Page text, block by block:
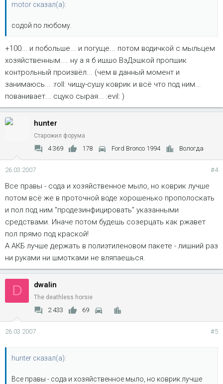
motor сказал(а):
содой по любому.
+100... и побольше... и погуще... потом водичкой с мыльцем
хозяйственным.... ну а я б ишшо ВэДэшкой пропшик
контрольный произвёл... (чем в данный момент и
занимаюсь... :roll: чищу-сушу коврик и всё что под ним...
пованивает... сцуко сырая... :evil: )
hunter
Старожил форума
4 369 178 Ford Bronco 1994 Вологда
26.03.2007 #4
Все правы - сода и хозяйственное мыло, но коврик лучше
потом всё же в проточной воде хорошенько прополоскать
и пол под ним "продезинфицировать" указанными
средствами. Иначе потом будешь созерцать как ржавет
пол прямо под краской!
А АКБ лучше держать в полиэтиленовом пакете - лишний раз
ни руками ни шмотками не вляпаешься.
D dwalin
The deathless horsie
2 433 69
26.03.2007 #5
hunter сказал(а):
Все правы - сода и хозяйственное мыло, но коврик лучше